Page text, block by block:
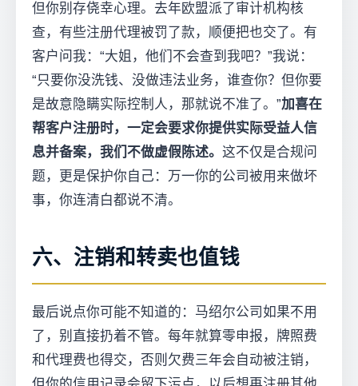
但你别存侥幸心理。去年欧盟派了审计机构核
查，有些注册代理被罚了款，顺便把也交了。有
客户问我：“大姐，他们不会查到我吧？”我说：
“只要你没洗钱、没做违法业务，谁查你？但你要
是故意隐瞒实际控制人，那就说不准了。”加喜在
帮客户注册时，一定会要求你提供实际受益人信
息并备案，我们不做虚假陈述。 这不仅是合规问
题，更是保护你自己：万一你的公司被用来做坏
事，你连清白都说不清。
六、注销和转卖也值钱
最后说点你可能不知道的：马绍尔公司如果不用
了，别直接扔着不管。每年就算零申报，牌照费
和代理费也得交，否则欠费三年会自动被注销，